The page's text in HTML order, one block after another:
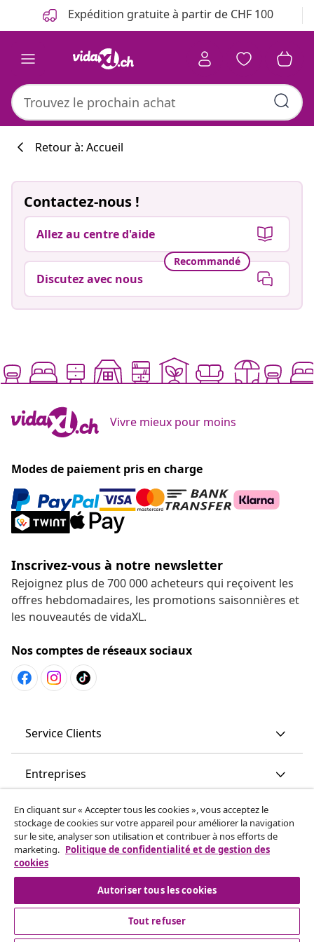
Précédent Expédition gratuite à partir de CHF 100
Retour à: Accueil
Contactez-nous !
Allez au centre d'aide
Recommandé
Discutez avec nous
Vivre mieux pour moins
Modes de paiement pris en charge
Inscrivez-vous à notre newsletter
Rejoignez plus de 700 000 acheteurs qui reçoivent les
offres hebdomadaires, les promotions saisonnières et
les nouveautés de vidaXL.
Nos comptes de réseaux sociaux
Service Clients
Entreprises
vidaXL
More content links
En cliquant sur « Accepter tous les cookies », vous acceptez le
stockage de cookies sur votre appareil pour améliorer la navigation
sur le site, analyser son utilisation et contribuer à nos efforts de
marketing. Politique de confidentialité et de gestion des
cookies
Autoriser tous les cookies
Tout refuser